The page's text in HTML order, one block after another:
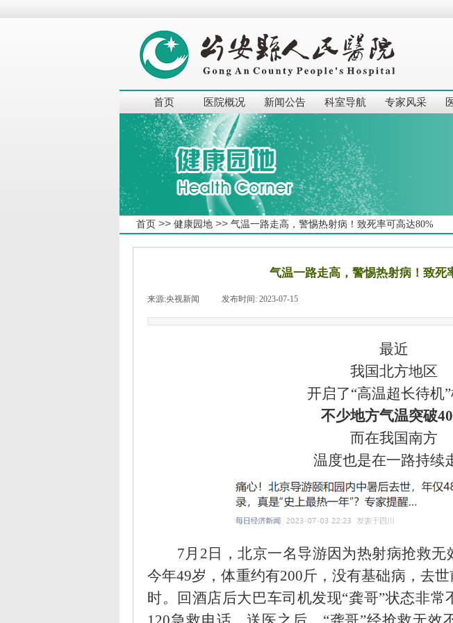
首页 医院概况 新闻公告 科室导航 专家风采
首页 >> 健康园地 >> 气温一路走高，警惕热射病！致死率可高达80%
气温一路走高，警惕热射病！致死
来源:央视新闻 发布时间: 2023-07-15
最近
我国北方地区
开启了“高温超长待机
不少地方气温突破
而在我国南方
温度也是在一路持续
7月2日，北京一名导游因为热射病抢救无
今年49岁，体重约有200斤，没有基础病，去
时。回酒店后大巴车司机发现“龚哥”状态非